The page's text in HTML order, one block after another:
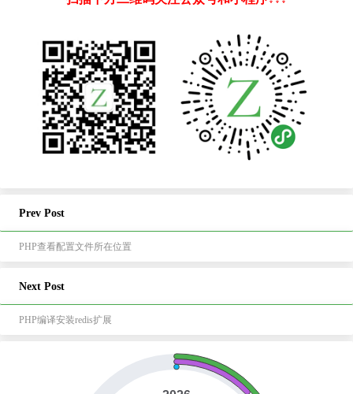
Prev Post
PHP查看配置文件所在位置
Next Post
PHP编译安装redis扩展